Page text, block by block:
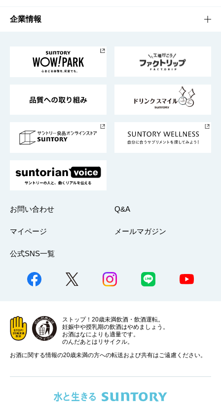
栄養成分一覧
工場見学
地域情報
サントリーホール
サントリーサンバーズ大阪
サステナビリティTOP
サントリーが考えるサステナビリティ経営
企業情報
企業概要
採用情報
お問い合わせ Q&A
マイページ メールマガジン
公式SNS一覧
ストップ！20歳未満飲酒・飲酒運転。
妊娠中や授乳期の飲酒はやめましょう。
お酒はなによりも適量です。
のんだあとはリサイクル。
お酒に関する情報の20歳未満の方への転送および共有はご遠慮ください。